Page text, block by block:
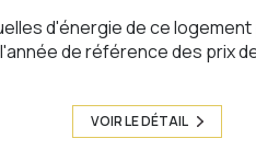
d'énergie de ce
de référence des prix
VOIR LE DÉTAIL